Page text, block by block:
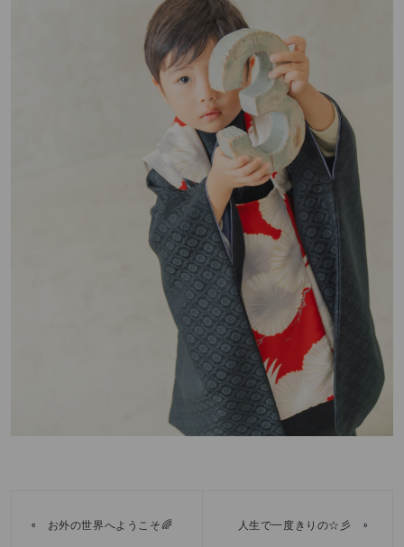
« お外の世界へようこそ🌈 人生で一度きりの☆彡 »